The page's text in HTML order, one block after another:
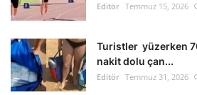
Kültür Sanat Tarih
Sağlık
Ekonomi
Editör Temmuz 15, 2026
Turistler yüzerken
nakit dolu çan...
Editör Temmuz 31, 2026